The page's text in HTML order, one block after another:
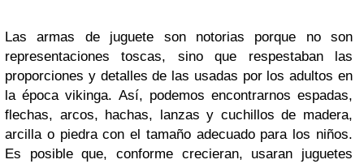
Las armas de juguete son notorias porque no son
representaciones toscas, sino que respestaban las
proporciones y detalles de las usadas por los adultos en
la época vikinga. Así, podemos encontrarnos espadas,
flechas, arcos, hachas, lanzas y cuchillos de madera,
arcilla o piedra con el tamaño adecuado para los niños.
Es posible que, conforme crecieran, usaran juguetes